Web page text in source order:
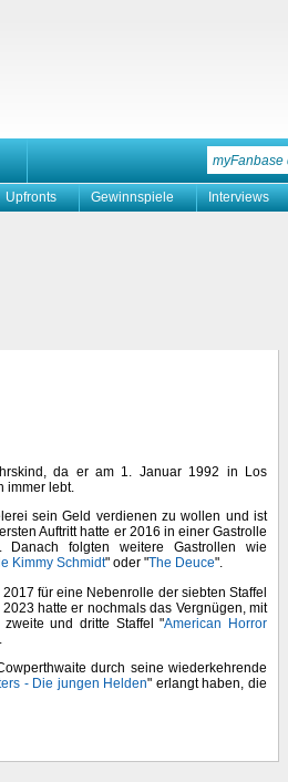
Upfronts Gewinnspiele Interviews
da er am 1. Januar 1992 in Los
immer lebt.
sein Geld verdienen zu wollen und ist
Auftritt hatte er 2016 in einer Gastrolle
Danach folgten weitere Gastrollen wie
Kimmy Schmidt" oder "The Deuce".
für eine Nebenrolle der siebten Staffel
hatte er nochmals das Vergnügen, mit
und dritte Staffel "American Horror
durch seine wiederkehrende
- Die jungen Helden" erlangt haben, die